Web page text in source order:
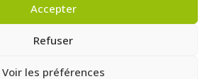
Accepter
Refuser
Voir les préférences
générales d’utilisation